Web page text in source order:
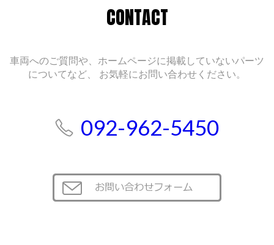
CONTACT
車両へのご質問や、ホームページに掲載していないパーツ
についてなど、 お気軽にお問い合わせください。
092-962-5450